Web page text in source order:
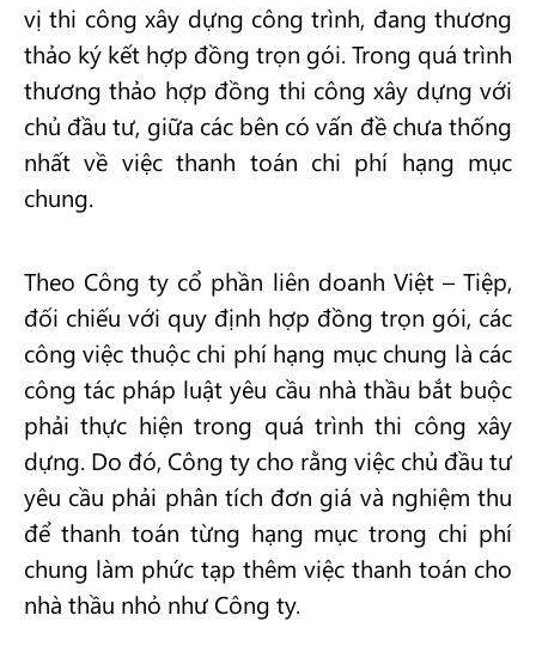
vị thi công xây dựng công trình, đang thương
thảo ký kết hợp đồng trọn gói. Trong quá trình
thương thảo hợp đồng thi công xây dựng với
chủ đầu tư, giữa các bên có vấn đề chưa thống
nhất về việc thanh toán chi phí hạng mục
chung.
Theo Công ty cổ phần liên doanh Việt – Tiệp,
đối chiếu với quy định hợp đồng trọn gói, các
công việc thuộc chi phí hạng mục chung là các
công tác pháp luật yêu cầu nhà thầu bắt buộc
phải thực hiện trong quá trình thi công xây
dựng. Do đó, Công ty cho rằng việc chủ đầu tư
yêu cầu phải phân tích đơn giá và nghiệm thu
để thanh toán từng hạng mục trong chi phí
chung làm phức tạp thêm việc thanh toán cho
nhà thầu nhỏ như Công ty.